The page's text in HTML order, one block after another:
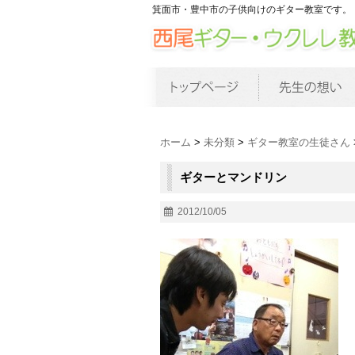
箕面市・豊中市の子供向けのギター教室です。
ホーム > 未分類 > ギター教室の生徒さん
ギターとマンドリン
2012/10/05